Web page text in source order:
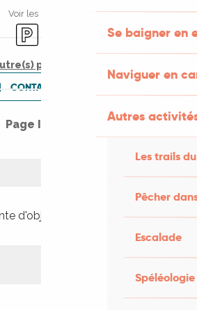
Se baigner en
Naviguer en
Autres
Les trails
Pêcher
Escalade
Spéléologie
Voir les horaires
Parking Vente à emporter
prestation(s)
CONTACTEZ-NOUS
Page Instagram
d'objets en céramique.